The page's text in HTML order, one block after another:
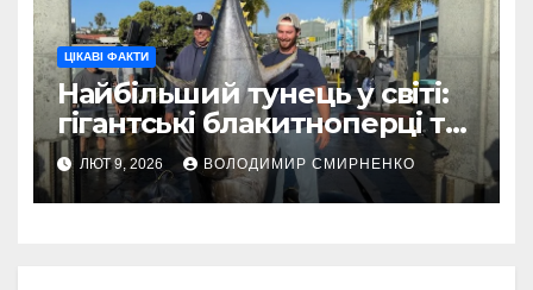
ЦІКАВІ ФАКТИ
Найбільший тунець у світі:
гігантські блакитноперці та
легендарні рекорди
ЛЮТ 9, 2026 ВОЛОДИМИР СМИРНЕНКО